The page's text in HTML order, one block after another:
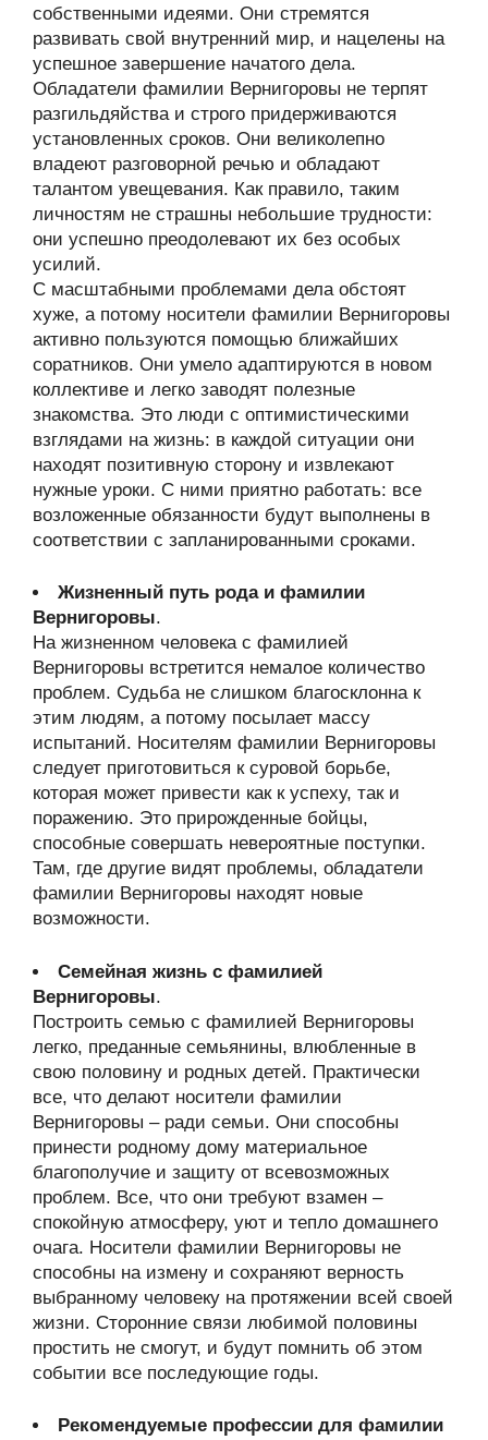
собственными идеями. Они стремятся
развивать свой внутренний мир, и нацелены на
успешное завершение начатого дела.
Обладатели фамилии Вернигоровы не терпят
разгильдяйства и строго придерживаются
установленных сроков. Они великолепно
владеют разговорной речью и обладают
талантом увещевания. Как правило, таким
личностям не страшны небольшие трудности:
они успешно преодолевают их без особых
усилий.
С масштабными проблемами дела обстоят
хуже, а потому носители фамилии Вернигоровы
активно пользуются помощью ближайших
соратников. Они умело адаптируются в новом
коллективе и легко заводят полезные
знакомства. Это люди с оптимистическими
взглядами на жизнь: в каждой ситуации они
находят позитивную сторону и извлекают
нужные уроки. С ними приятно работать: все
возложенные обязанности будут выполнены в
соответствии с запланированными сроками.
Жизненный путь рода и фамилии
Вернигоровы.
На жизненном человека с фамилией
Вернигоровы встретится немалое количество
проблем. Судьба не слишком благосклонна к
этим людям, а потому посылает массу
испытаний. Носителям фамилии Вернигоровы
следует приготовиться к суровой борьбе,
которая может привести как к успеху, так и
поражению. Это прирожденные бойцы,
способные совершать невероятные поступки.
Там, где другие видят проблемы, обладатели
фамилии Вернигоровы находят новые
возможности.
Семейная жизнь с фамилией
Вернигоровы.
Построить семью с фамилией Вернигоровы
легко, преданные семьянины, влюбленные в
свою половину и родных детей. Практически
все, что делают носители фамилии
Вернигоровы – ради семьи. Они способны
принести родному дому материальное
благополучие и защиту от всевозможных
проблем. Все, что они требуют взамен –
спокойную атмосферу, уют и тепло домашнего
очага. Носители фамилии Вернигоровы не
способны на измену и сохраняют верность
выбранному человеку на протяжении всей своей
жизни. Сторонние связи любимой половины
простить не смогут, и будут помнить об этом
событии все последующие годы.
Рекомендуемые профессии для фамилии